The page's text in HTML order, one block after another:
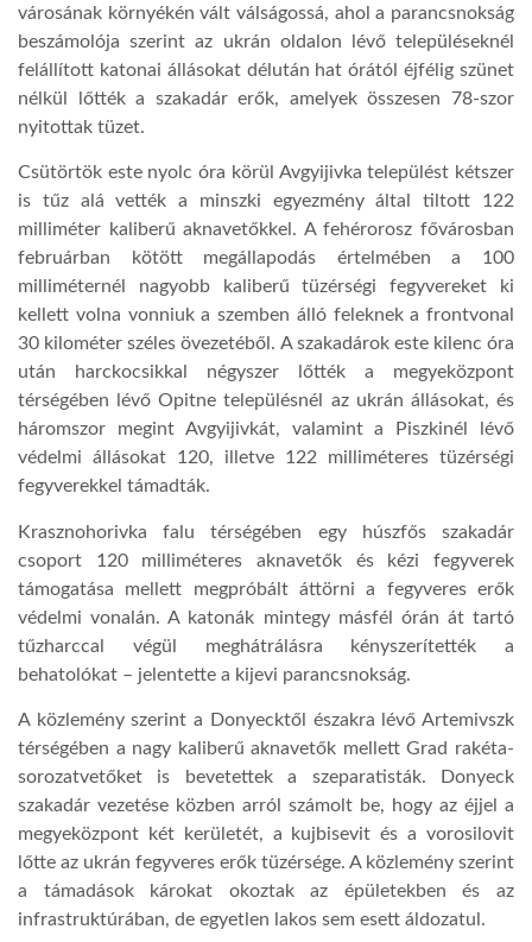
városának környékén vált válságossá, ahol a parancsnokság
beszámolója szerint az ukrán oldalon lévő településeknél
felállított katonai állásokat délután hat órától éjfélig szünet
nélkül lőtték a szakadár erők, amelyek összesen 78-szor
nyitottak tüzet.
Csütörtök este nyolc óra körül Avgyijivka települést kétszer
is tűz alá vették a minszki egyezmény által tiltott 122
milliméter kaliberű aknavetőkkel. A fehérorosz fővárosban
februárban kötött megállapodás értelmében a 100
milliméternél nagyobb kaliberű tüzérségi fegyvereket ki
kellett volna vonniuk a szemben álló feleknek a frontvonal
30 kilométer széles övezetéből. A szakadárok este kilenc óra
után harckocsikkal négyszer lőtték a megyeközpont
térségében lévő Opitne településnél az ukrán állásokat, és
háromszor megint Avgyijivkát, valamint a Piszkinél lévő
védelmi állásokat 120, illetve 122 milliméteres tüzérségi
fegyverekkel támadták.
Krasznohorivka falu térségében egy húszfős szakadár
csoport 120 milliméteres aknavetők és kézi fegyverek
támogatása mellett megpróbált áttörni a fegyveres erők
védelmi vonalán. A katonák mintegy másfél órán át tartó
tűzharccal végül meghátrálásra kényszerítették a
behatolókat – jelentette a kijevi parancsnokság.
A közlemény szerint a Donyecktől északra lévő Artemivszk
térségében a nagy kaliberű aknavetők mellett Grad rakéta-
sorozatvetőket is bevetettek a szeparatisták. Donyeck
szakadár vezetése közben arról számolt be, hogy az éjjel a
megyeközpont két kerületét, a kujbisevit és a vorosilovit
lőtte az ukrán fegyveres erők tüzérsége. A közlemény szerint
a támadások károkat okoztak az épületekben és az
infrastruktúrában, de egyetlen lakos sem esett áldozatul.